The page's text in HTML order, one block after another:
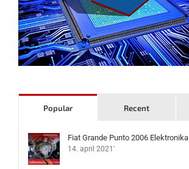
Popular Recent
Fiat Grande Punto 2006 Elektronika
14. april 2021'